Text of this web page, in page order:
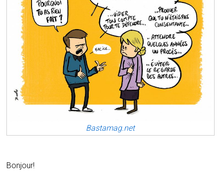
Bastamag.net
Bonjour!